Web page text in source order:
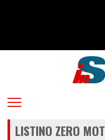
LISTINO ZERO